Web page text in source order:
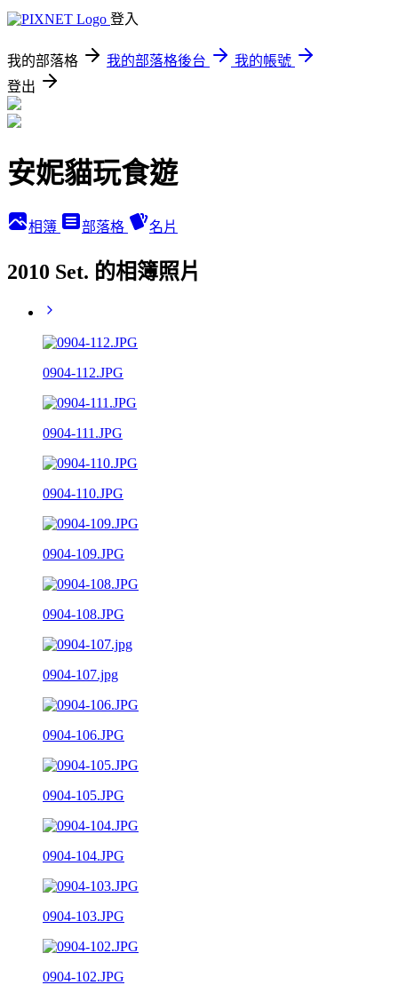
登入
我的部落格 我的部落格後台
我的帳號
登出
安妮貓玩食遊
相簿 部落格 名片
2010 Set. 的相簿照片
0904-112.JPG
0904-111.JPG
0904-110.JPG
0904-109.JPG
0904-108.JPG
0904-107.jpg
0904-106.JPG
0904-105.JPG
0904-104.JPG
0904-103.JPG
0904-102.JPG